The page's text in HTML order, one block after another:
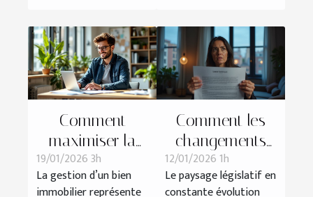
Comment
maximiser la
rentabilité de
votre bien
19/01/2026 3h
La gestion d’un bien
immobilier représente
Comment les
changements
législatifs
affectent-ils
12/01/2026 1h
Le paysage législatif en
constante évolution